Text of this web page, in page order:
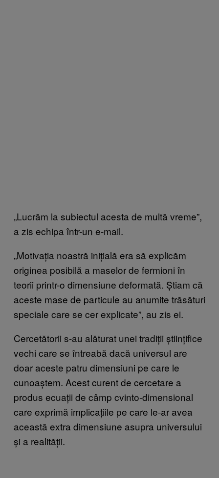
„Lucrăm la subiectul acesta de multă vreme”,
a zis echipa într-un e-mail.
„Motivația noastră inițială era să explicăm
originea posibilă a maselor de fermioni în
teorii printr-o dimensiune deformată. Știam că
aceste mase de particule au anumite trăsături
speciale care se cer explicate”, au zis ei.
Cercetătorii s-au alăturat unei tradiții științifice
vechi care se întreabă dacă universul are
doar aceste patru dimensiuni pe care le
cunoaștem. Acest curent de cercetare a
produs ecuații de câmp cvinto-dimensional
care exprimă implicațiile pe care le-ar avea
această extra dimensiune asupra universului
și a realității.